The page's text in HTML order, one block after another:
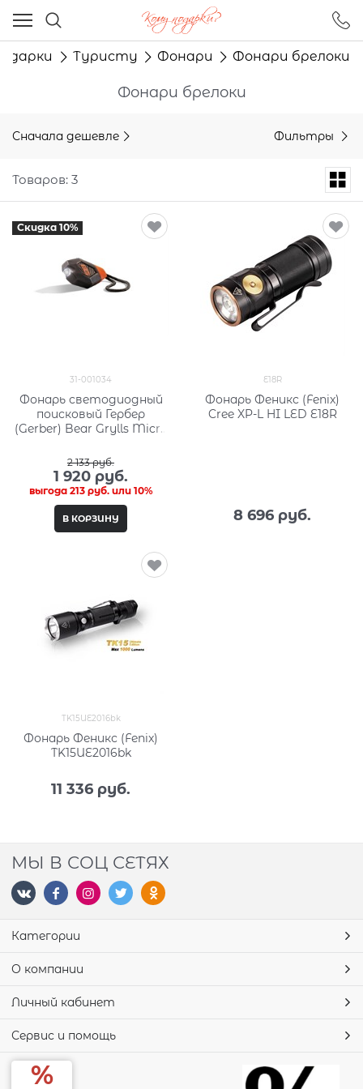
Туристу Фонари Фонари брелоки
Фонари брелоки
Сначала дешевле Фильтры
Товаров: 3
Скидка 10%
31-001034
Фонарь светодиодный
поисковый Гербер
(Gerber) Bear Grylls Micro
2 133 руб.
1 920 руб.
выгода 213 руб.или 10%
В КОРЗИНУ
E18R
Фонарь Феникс (Fenix)
Cree XP-L HI LED E18R
8 696 руб.
TK15UE2016bk
Фонарь Феникс (Fenix)
TK15UE2016bk
11 336 руб.
МЫ В СОЦ СЕТЯХ
Категории
О компании
Личный кабинет
Сервис и помощь
Ваш город - Москва,
угадали?
ДА НЕТ